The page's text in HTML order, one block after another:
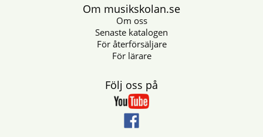
Om musikskolan.se
Om oss
Senaste katalogen
För återförsäljare
För lärare
Följ oss på